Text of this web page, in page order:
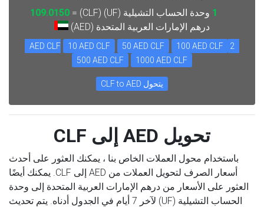
1 وحدة الحساب التشيلية (UF) (CLF) =
109.0150
درهم الإمارات العربية المتحدة (AED)
2 AED CLF
10 AED CLF 50 AED CLF
100 AED CLF
500 AED CLF
1000 AED CLF
يتحول CLF to AED
تحويل AED إلى CLF
باستخدام محول العملات الخاص بنا ، يمكنك العثور على أحدث
أسعار الصرف لتحويل العملات من AED إلى CLF. يمكنك أيضًا
العثور على الأسعار من درهم الإمارات العربية المتحدة إلى وحدة
الحساب التشيلية (UF) لآخر 7 أيام في الجدول أدناه. يتم تحديث